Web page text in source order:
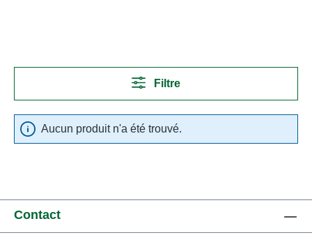
Filtre
Aucun produit n'a été trouvé.
Contact